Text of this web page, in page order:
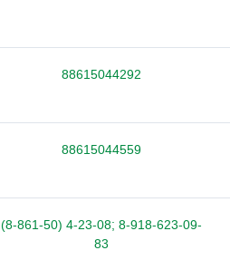
88615044292
88615044559
(8-861-50) 4-23-08; 8-918-623-09-
83